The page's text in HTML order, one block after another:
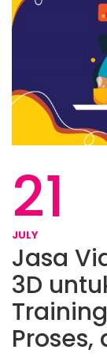
21
JULY
Jasa
3D